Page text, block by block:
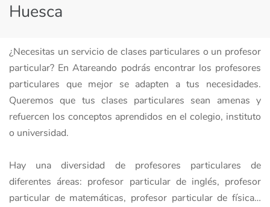
Huesca
¿Necesitas un servicio de clases particulares o un profesor
particular? En Atareando podrás encontrar los profesores
particulares que mejor se adapten a tus necesidades.
Queremos que tus clases particulares sean amenas y
refuercen los conceptos aprendidos en el colegio, instituto
o universidad.
Hay una diversidad de profesores particulares de
diferentes áreas: profesor particular de inglés, profesor
particular de matemáticas, profesor particular de física…